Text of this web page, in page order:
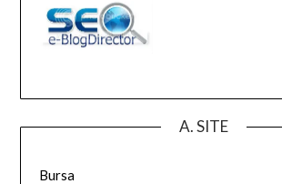
A. SITE
Bursa